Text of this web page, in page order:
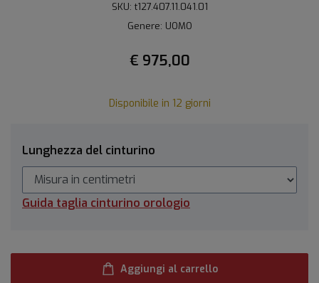
SKU: t127.407.11.041.01
Genere: UOMO
€ 975,00
Disponibile in 12 giorni
Lunghezza del cinturino
Guida taglia cinturino orologio
Aggiungi al carrello